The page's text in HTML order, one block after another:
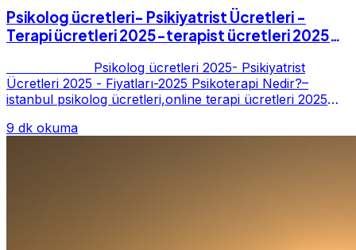
Psikolog ücretleri- Psikiyatrist Ücretleri -
Terapi ücretleri 2025-terapist ücretleri 2025-
Psikolog ücretleri 2025- Psikiyatrist
Ücretleri 2025 - Fiyatları-2025 Psikoterapi Nedir?–
istanbul psikolog ücretleri,online terapi ücretleri 2025
9 dk okuma